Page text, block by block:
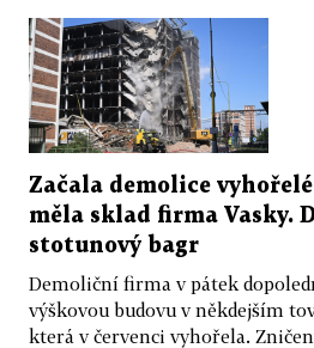
Začala demolice
měla sklad firma Vasky.
stotunový bagr
Demoliční firma v pátek
výškovou budovu v někdejším
která v červenci vyhořela.